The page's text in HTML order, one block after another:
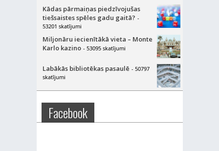
Kādas pārmaiņas piedzīvojušas
tiešsaistes spēles gadu gaitā? -
53201 skatījumi
Miljonāru iecienītākā vieta – Monte
Karlo kazino - 53095 skatījumi
Labākās bibliotēkas pasaulē - 50797
skatījumi
Facebook